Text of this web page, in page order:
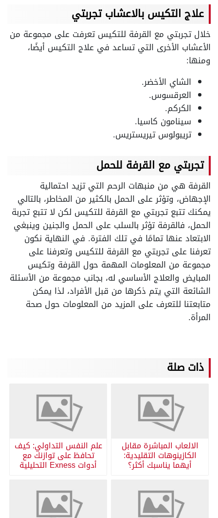
علاج التكيس بالاعشاب تجربتي
خلال تجربتي مع القرفة للتكيس تعرفت على مجموعة من
الأعشاب الأخرى التي تساعد في علاج التكيس أيضًا،
ومنها:
الشاي الأخضر.
العرقسوس.
الكركم.
سينامون كاسيا.
تريبولوس تيريستريس.
تجربتي مع القرفة للحمل
القرفة هي من منبهات الرحم التي تزيد احتمالية
الإجهاض، وتؤثر على الحمل بالكثير من المخاطر، بالتالي
يمكنك تتبع تجربتي مع القرفة للتكيس لكن لا تتبع تجربة
الحمل، فالقرفة تؤثر بالسلب على الحمل والجنين وينبغي
الابتعاد عنها تمامًا في تلك الفترة. في النهاية نكون
تعرفنا على تجربتي مع القرفة للتكيس وتعرفنا على
مجموعة من المعلومات المهمة حول القرفة وتكيس
المبايض والعلاج الأساسي له، بجانب مجموعة من الأسئلة
الشائعة التي يتم ذكرها من قبل الأفراد، لذا يمكن
متابعتنا للتعرف على المزيد من المعلومات حول صحة
المرأة.
ذات صلة
الالعاب المباشرة مقابل
الكازينوهات التقليدية:
أيهما يناسبك أكثر؟
علم النفس التداولي: كيف
تحافظ على توازنك مع
أدوات Exness التحليلية